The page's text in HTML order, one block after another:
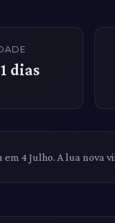
dias
4 Julho. A lua nova